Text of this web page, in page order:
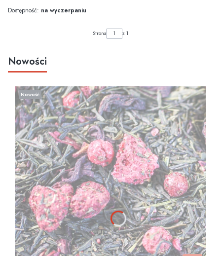
Dostępność: na wyczerpaniu
Strona z 1
Nowości
Nowość